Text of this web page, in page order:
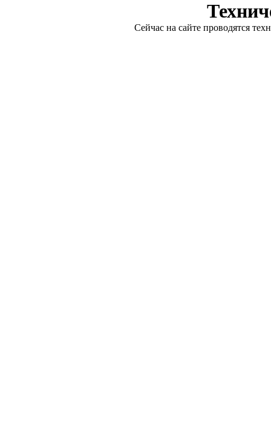
Сейчас на сайте проводятся